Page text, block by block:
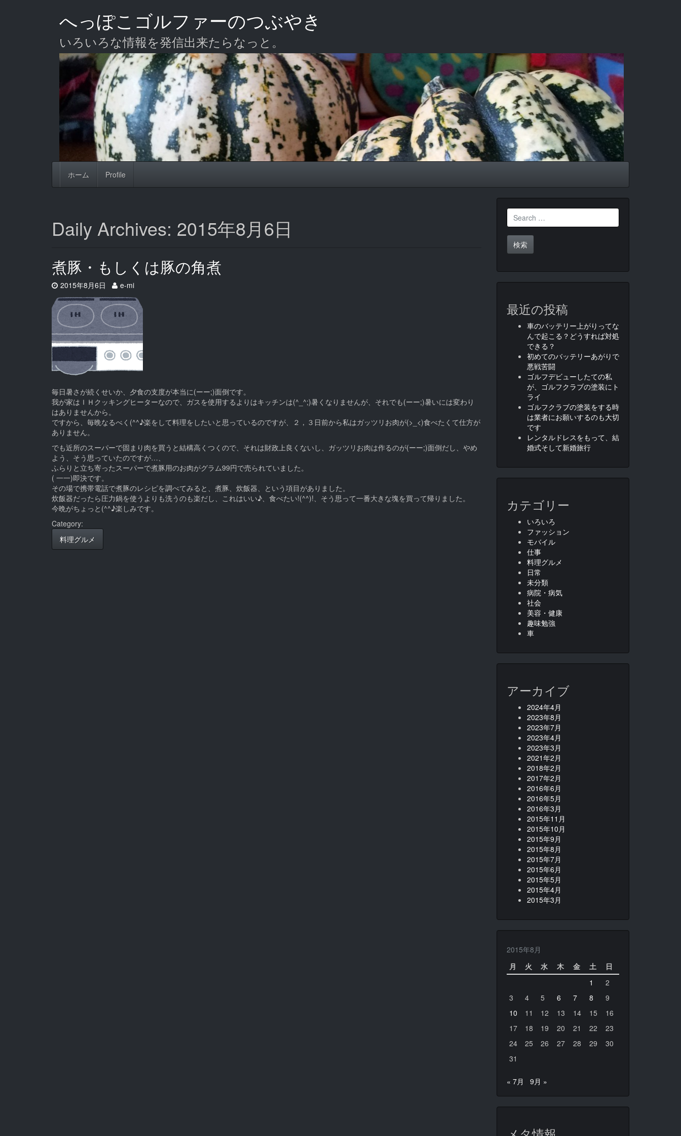
へっぽこゴルファーのつぶやき
いろいろな情報を発信出来たらなっと。
ホーム Profile
Daily Archives: 2015年8月6日
煮豚・もしくは豚の角煮
Date:
2015年8月6日 Author:
e-mi
毎日暑さが続くせいか、夕食の支度が本当に(ーー;)面倒です。
我が家はＩＨクッキングヒーターなので、ガスを使用するよりはキッチンは(^_^;)暑くなりませんが、それでも(ーー;)暑いには変わり
はありませんから。
ですから、毎晩なるべく(^^♪楽をして料理をしたいと思っているのですが、２，３日前から私はガッツリお肉が(>_<)食べたくて仕方が
ありません。
でも近所のスーパーで固まり肉を買うと結構高くつくので、それは財政上良くないし、ガッツリお肉は作るのが(ーー;)面倒だし、やめ
よう、そう思っていたのですが…、
ふらりと立ち寄ったスーパーで煮豚用のお肉がグラム99円で売られていました。
( 一一)即決です。
その場で携帯電話で煮豚のレシピを調べてみると、煮豚、炊飯器、という項目がありました。
炊飯器だったら圧力鍋を使うよりも洗うのも楽だし、これはいい♪、食べたい!(^^)!、そう思って一番大きな塊を買って帰りました。
今晩がちょっと(^^♪楽しみです。
Category:
料理グルメ
Search
for:
最近の投稿
車のバッテリー上がりってな
んで起こる？どうすれば対処
できる？
初めてのバッテリーあがりで
悪戦苦闘
ゴルフデビューしたての私
が、ゴルフクラブの塗装にト
ライ
ゴルフクラブの塗装をする時
は業者にお願いするのも大切
です
レンタルドレスをもって、結
婚式そして新婚旅行
カテゴリー
いろいろ
ファッション
モバイル
仕事
料理グルメ
日常
未分類
病院・病気
社会
美容・健康
趣味勉強
車
アーカイブ
2024年4月
2023年8月
2023年7月
2023年4月
2023年3月
2021年2月
2018年2月
2017年2月
2016年6月
2016年5月
2016年3月
2015年11月
2015年10月
2015年9月
2015年8月
2015年7月
2015年6月
2015年5月
2015年4月
2015年3月
2015年8月
月
火 水 木 金 土
日
1
2
3
4 5 6 7 8
9
10
11 12 13 14 15
16
17
18 19 20 21 22
23
24
25 26 27 28 29
30
31
« 7月 9月 »